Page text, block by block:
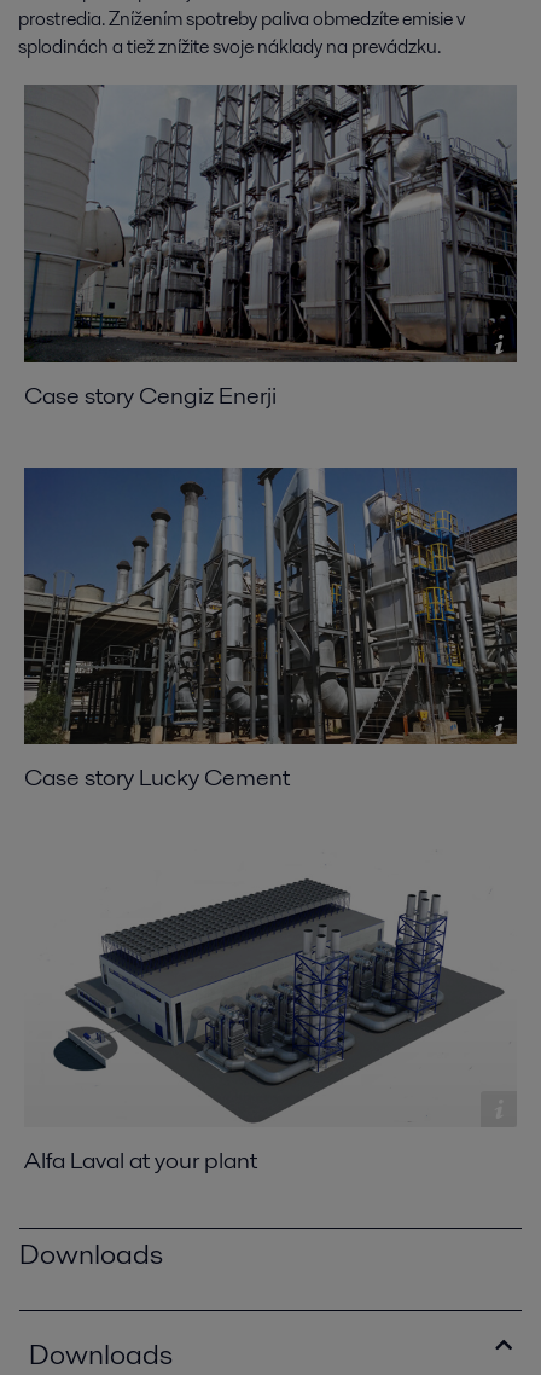
prostredia. Znížením spotreby paliva obmedzíte emisie v
splodinách a tiež znížite svoje náklady na prevádzku.
Case story Cengiz Enerji
Case story Lucky Cement
Alfa Laval at your plant
Downloads
Downloads